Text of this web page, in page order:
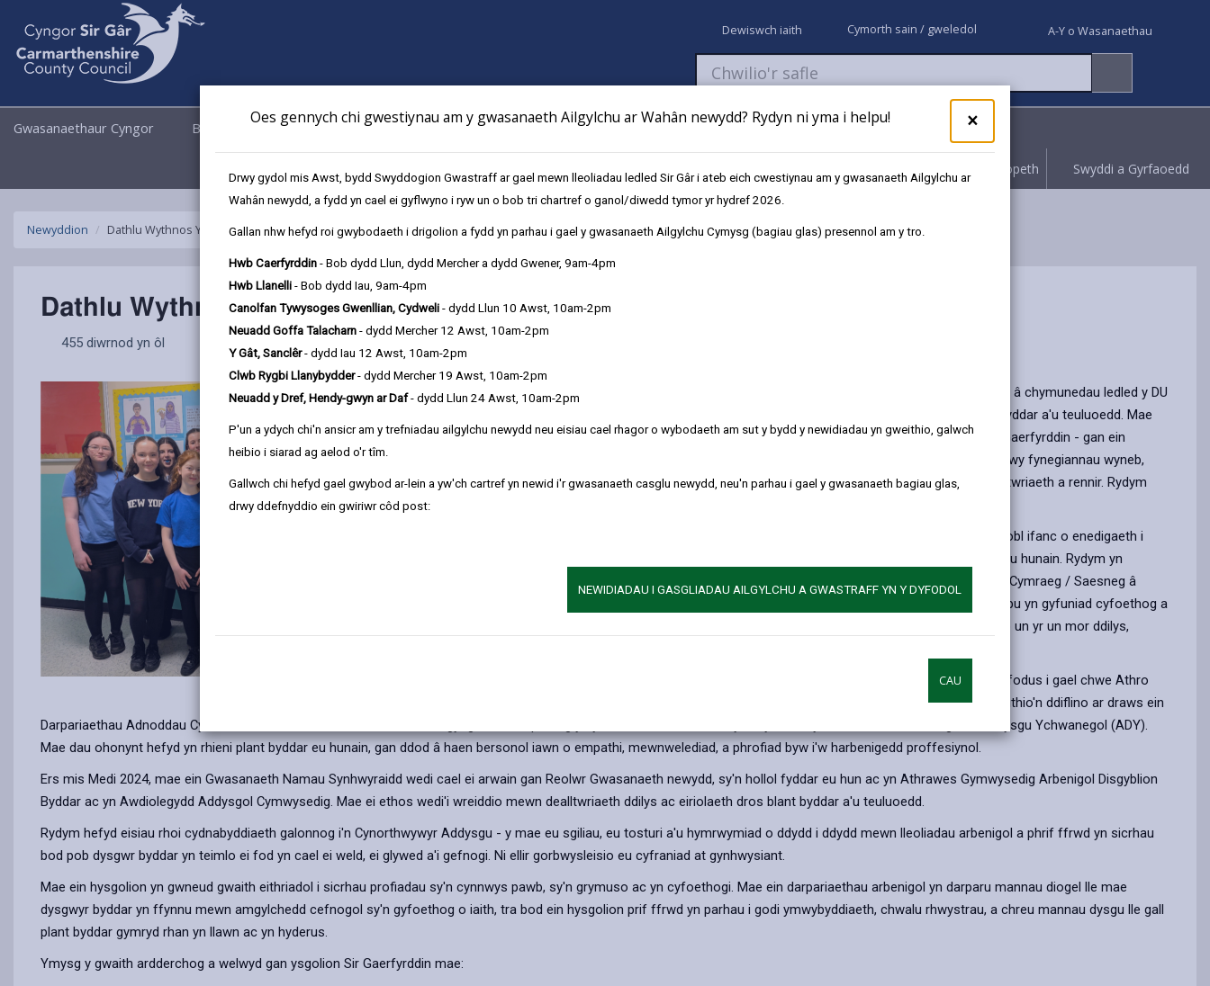
×
Oes gennych chi gwestiynau am y gwasanaeth Ailgylchu ar Wahân newydd? Rydyn ni yma i helpu!
Drwy gydol mis Awst, bydd Swyddogion Gwastraff ar gael mewn lleoliadau ledled Sir Gâr i ateb eich cwestiynau am y gwasanaeth Ailgylchu ar
Wahân newydd, a fydd yn cael ei gyflwyno i ryw un o bob tri chartref o ganol/diwedd tymor yr hydref 2026.
Gallan nhw hefyd roi gwybodaeth i drigolion a fydd yn parhau i gael y gwasanaeth Ailgylchu Cymysg (bagiau glas) presennol am y tro.
Hwb Caerfyrddin - Bob dydd Llun, dydd Mercher a dydd Gwener, 9am-4pm
Hwb Llanelli - Bob dydd Iau, 9am-4pm
Canolfan Tywysoges Gwenllian, Cydweli - dydd Llun 10 Awst, 10am-2pm
Neuadd Goffa Talacharn - dydd Mercher 12 Awst, 10am-2pm
Y Gât, Sanclêr- dydd Iau 12 Awst, 10am-2pm
Clwb Rygbi Llanybydder- dydd Mercher 19 Awst, 10am-2pm
Neuadd y Dref, Hendy-gwyn ar Daf- dydd Llun 24 Awst, 10am-2pm
P'un a ydych chi'n ansicr am y trefniadau ailgylchu newydd neu eisiau cael rhagor o wybodaeth am sut y bydd y newidiadau yn gweithio, galwch
heibio i siarad ag aelod o'r tîm.
Gallwch chi hefyd gael gwybod ar-lein a yw'ch cartref yn newid i'r gwasanaeth casglu newydd, neu'n parhau i gael y gwasanaeth bagiau glas,
drwy ddefnyddio ein gwiriwr côd post:
NEWIDIADAU I GASGLIADAU AILGYLCHU A GWASTRAFF YN Y DYFODOL
CAU
Dewiswch iaith Cymorth sain / gweledol A-Y o Wasanaethau
Gwasanaethaur Cyngor Busnes Cyngor a Democratiaeth Newyddion
Fy Nghyfrifon Talu Cyflwyno cais Rhoi gwybod Hawliwch bopeth Swyddi a Gyrfaoedd
Newyddion Dathlu Wythnos Ymwybyddiaeth o Fyddardod 2025
Dathlu Wythnos Ymwybyddiaeth o Fyddardod 2025
455 diwrnod yn ôl
Yr Wythnos Ymwybyddiaeth o Fyddardod hon, mae Cyngor Sir Caerfyrddin yn ymuno â chymunedau ledled y DU
i gydnabod a dathlu diwylliant, iaith a phrofiadau cyfoethog plant byddar, pobl ifanc fyddar a'u teuluoedd. Mae
thema eleni, "Tu Hwnt i Dawelwch", yn cyd-fynd yn gryf â gwaith y Cyngor ledled Sir Gaerfyrddin - gan ein
hatgoffa bod cyfathrebu yn llawer mwy na sain a lleferydd. Rydym ni'n cyfathrebu drwy fynegiannau wyneb,
arwyddion, ystumiau, cyffwrdd, technoleg, cyswllt llygad, geiriau ysgrifenedig, a dealltwriaeth a rennir. Rydym
Ar draws ein Hawdurdod Lleol, mae gennym y fraint o gefnogi dros 200 o blant a phobl ifanc o enedigaeth i
adael yr ysgol, pob un â'i anghenion cyfathrebu, hunaniaethau a photensial unigryw eu hunain. Rydym yn
hyrwyddo pob dull cyfathrebu, gan gynnwys Iaith Arwyddion Prydain (BSL), lleferydd, Cymraeg / Saesneg â
Chymorth Iaith Arwyddion, a Chyfathrebu Cyflawn. I lawer o'n dysgwyr, mae cyfathrebu yn gyfuniad cyfoethog a
deinamig o ddulliau - o leisio a arwyddo i ddyfeisiau ac ymddygiad cynorthwyol - pob un yr un mor ddilys,
Wrth wraidd y gwaith hwn mae ein staff ymroddedig ac arbenigol. Rydym yn hynod ffodus i gael chwe Athro
Cymwysedig Arbenigol i Blant a Phobl Ifanc Byddar yn Sir Gaerfyrddin. Maent yn gweithio'n ddiflino ar draws ein
Darpariaethau Adnoddau Cynradd ac Uwchradd neu fel Athrawon Ymgynghorol Peripatetig yn y Gwasanaeth Namau Synhwyraidd, sydd o fewn ein Tîm Anghenion Dysgu Ychwanegol (ADY).
Mae dau ohonynt hefyd yn rhieni plant byddar eu hunain, gan ddod â haen bersonol iawn o empathi, mewnwelediad, a phrofiad byw i'w harbenigedd proffesiynol.
Ers mis Medi 2024, mae ein Gwasanaeth Namau Synhwyraidd wedi cael ei arwain gan Reolwr Gwasanaeth newydd, sy'n hollol fyddar eu hun ac yn Athrawes Gymwysedig Arbenigol Disgyblion
Byddar ac yn Awdiolegydd Addysgol Cymwysedig. Mae ei ethos wedi'i wreiddio mewn dealltwriaeth ddilys ac eiriolaeth dros blant byddar a'u teuluoedd.
Rydym hefyd eisiau rhoi cydnabyddiaeth galonnog i'n Cynorthwywyr Addysgu - y mae eu sgiliau, eu tosturi a'u hymrwymiad o ddydd i ddydd mewn lleoliadau arbenigol a phrif ffrwd yn sicrhau
bod pob dysgwr byddar yn teimlo ei fod yn cael ei weld, ei glywed a'i gefnogi. Ni ellir gorbwysleisio eu cyfraniad at gynhwysiant.
Mae ein hysgolion yn gwneud gwaith eithriadol i sicrhau profiadau sy'n cynnwys pawb, sy'n grymuso ac yn cyfoethogi. Mae ein darpariaethau arbenigol yn darparu mannau diogel lle mae
dysgwyr byddar yn ffynnu mewn amgylchedd cefnogol sy'n gyfoethog o iaith, tra bod ein hysgolion prif ffrwd yn parhau i godi ymwybyddiaeth, chwalu rhwystrau, a chreu mannau dysgu lle gall
plant byddar gymryd rhan yn llawn ac yn hyderus.
Ymysg y gwaith ardderchog a welwyd gan ysgolion Sir Gaerfyrddin mae: